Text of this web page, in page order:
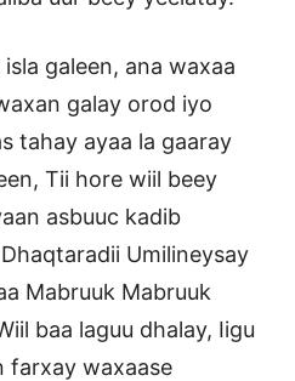
galeen, ana waxaa
galay orod iyo
tahay ayaa la gaaray
Tii hore wiil beey
asbuuc kadib
Umilineysay
Mabruuk Mabruuk
baa laguu dhalay, Iigu
farxay waxaase